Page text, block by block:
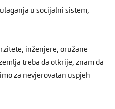
u socijalni sistem,
inženjere, oružane
treba da otkrije, znam da
za nevjerovatan uspjeh –